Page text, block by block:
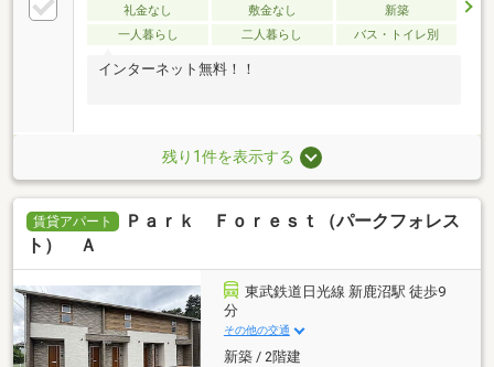
礼金なし 敷金なし
新築
一人暮らし
二人暮らし バス・トイレ別
インターネット無料！！
残り1件を表示する
賃貸アパート
Ｐａｒｋ Ｆｏｒｅｓｔ（パークフォレス
ト） Ａ
東武鉄道日光線 新鹿沼駅 徒歩9
分
その他の交通
新築 / 2階建